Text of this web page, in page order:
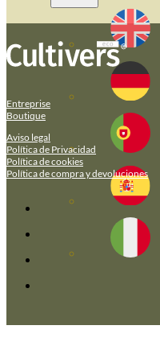
Entreprise
Boutique
Aviso legal
Política de Privacidad
Política de cookies
Política de compra y devoluciones